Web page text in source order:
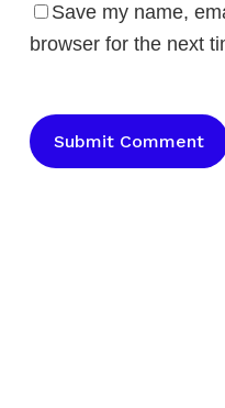
Save my name,
browser for the next